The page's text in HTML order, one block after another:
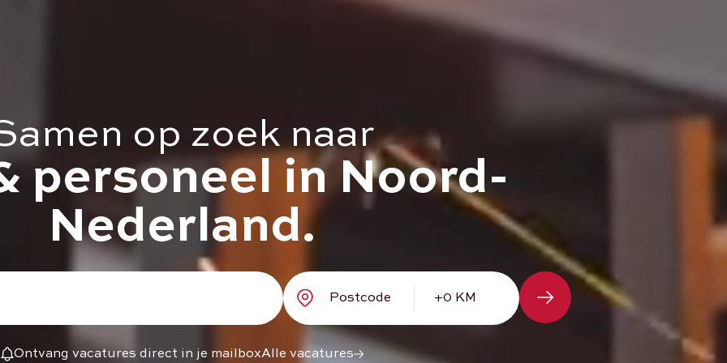
op zoek naar
personeel in Noord-
Nederland.
Ontvang vacatures direct in je mailboxAlle vacatures